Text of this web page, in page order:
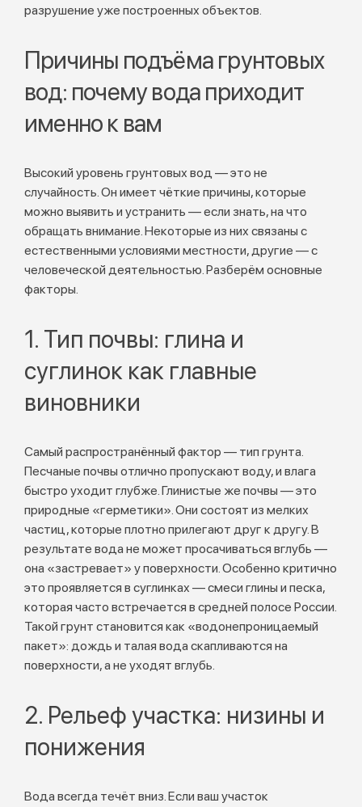
разрушение уже построенных объектов.
Причины подъёма грунтовых
вод: почему вода приходит
именно к вам
Высокий уровень грунтовых вод — это не
случайность. Он имеет чёткие причины, которые
можно выявить и устранить — если знать, на что
обращать внимание. Некоторые из них связаны с
естественными условиями местности, другие — с
человеческой деятельностью. Разберём основные
факторы.
1. Тип почвы: глина и
суглинок как главные
виновники
Самый распространённый фактор — тип грунта.
Песчаные почвы отлично пропускают воду, и влага
быстро уходит глубже. Глинистые же почвы — это
природные «герметики». Они состоят из мелких
частиц, которые плотно прилегают друг к другу. В
результате вода не может просачиваться вглубь —
она «застревает» у поверхности. Особенно критично
это проявляется в суглинках — смеси глины и песка,
которая часто встречается в средней полосе России.
Такой грунт становится как «водонепроницаемый
пакет»: дождь и талая вода скапливаются на
поверхности, а не уходят вглубь.
2. Рельеф участка: низины и
понижения
Вода всегда течёт вниз. Если ваш участок